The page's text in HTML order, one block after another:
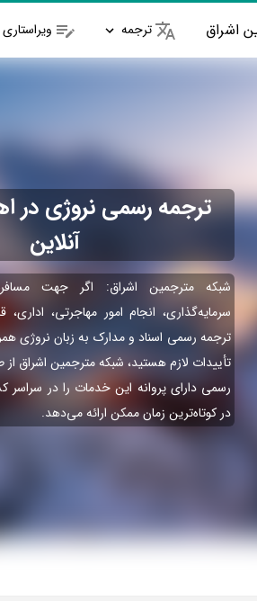
اشراق ترجمه ویراستاری
ترجمه رسمی نروژی در
آنلاین
شبکه مترجمین اشراق: اگر جهت
سرمایه‌گذاری، انجام امور مهاجرتی، اداری،
ترجمه رسمی اسناد و مدارک به زبان نروژی
تأییدات لازم هستید، شبکه مترجمین اشراق
رسمی دارای پروانه این خدمات را در سراسر
در کوتاه‌ترین زمان ممکن ارائه می‌دهد.